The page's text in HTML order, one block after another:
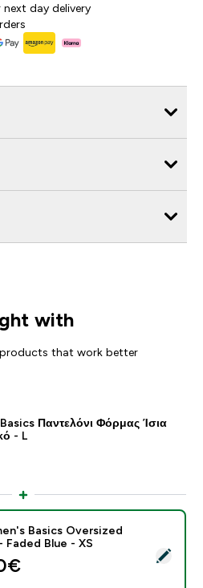
day delivery
with
that work better
Basics Παντελόνι Φόρμας Ίσια
- L
- MP Women's Basics Oversized
Basics Oversized
Faded Blue - XS